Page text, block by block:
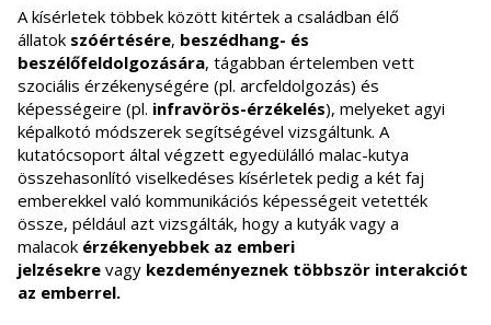
A kísérletek többek között kitértek a családban élő
állatok szóértésére, beszédhang- és
beszélőfeldolgozására, tágabban értelemben vett
szociális érzékenységére (pl. arcfeldolgozás) és
képességeire (pl. infravörös-érzékelés), melyeket agyi
képalkotó módszerek segítségével vizsgáltunk. A
kutatócsoport által végzett egyedülálló malac-kutya
összehasonlító viselkedéses kísérletek pedig a két faj
emberekkel való kommunikációs képességeit vetették
össze, például azt vizsgálták, hogy a kutyák vagy a
malacok érzékenyebbek az emberi
jelzésekre vagy kezdeményeznek többször interakciót
az emberrel.